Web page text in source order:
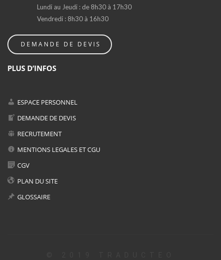
Lundi au Jeudi : de 8h30 à 17h30
Vendredi : 8h30 à 16h30
DEMANDE DE DEVIS
PLUS D’INFOS
ESPACE PERSONNEL
DEMANDE DE DEVIS
RECRUTEMENT
MENTIONS LEGALES ET CGU
CGV
PLAN DU SITE
GLOSSAIRE